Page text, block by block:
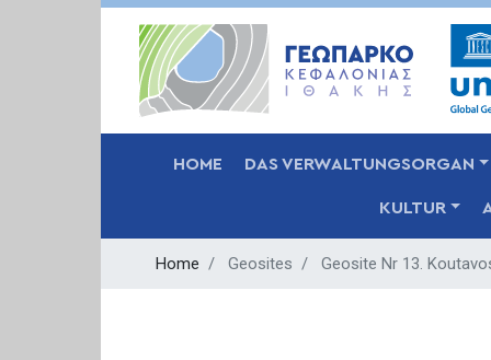
HOME DAS VERWALTUNGSORGAN
KULTUR
Home Geosites Geosite Nr 13.